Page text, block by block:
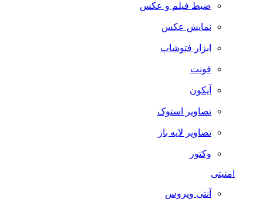
ضبط فيلم و عكس
نمایش عکس
ابزار فتوشاپ
فونت
آیکون
تصاویر استوک
تصاویر لایه باز
وکتور
امنیتی
آنتی ویروس